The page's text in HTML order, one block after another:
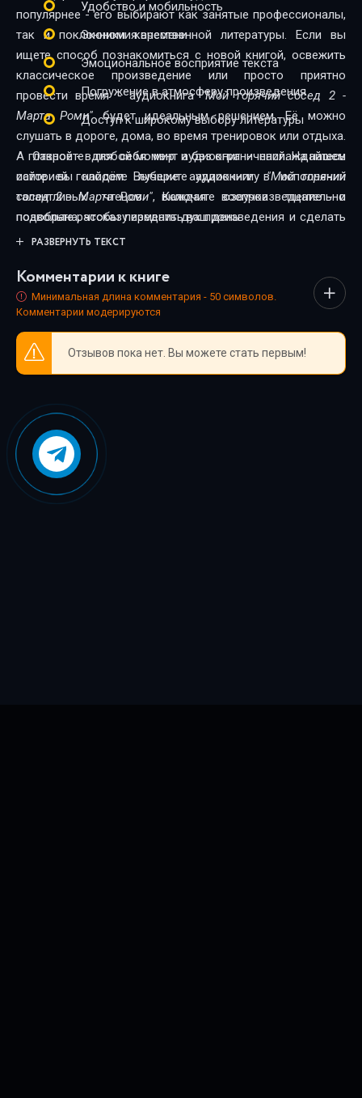
популярнее - его выбирают как занятые профессионалы,
так и поклонники качественной литературы. Если вы
ищете способ познакомиться с новой книгой, освежить
классическое произведение или просто приятно
провести время - аудиокнига"Мой горячий сосед 2 -
Марта Роми"будет идеальным решением. Её можно
слушать в дороге, дома, во время тренировок или отдыха.
А главное - в любой момент и без ограничений. На нашем
сайте вы найдёте лучшие аудиокниги в исполнении
талантливых чтецов. Каждая озвучка тщательно
подобрана, чтобы передать дух произведения и сделать
прослушивание максимально комфортным. Новинки и
истории - мы собрали всё, чтобы каждый нашёл книгу по
душе.
Удобство и мобильность
Экономия времени
Эмоциональное восприятие текста
Погружение в атмосферу произведения
Доступ к широкому выбору литературы
Откройте для себя мир аудиокниг - наслаждайтесь
историей голосом. Выберите аудиокнигу"Мой горячий
сосед 2 - Марта Роми", включите воспроизведение - и
позвольте рассказу изменить ваш день.
РАЗВЕРНУТЬ ТЕКСТ
Комментарии к книге
Минимальная длина комментария - 50 символов.
Комментарии модерируются
Отзывов пока нет. Вы можете стать первым!